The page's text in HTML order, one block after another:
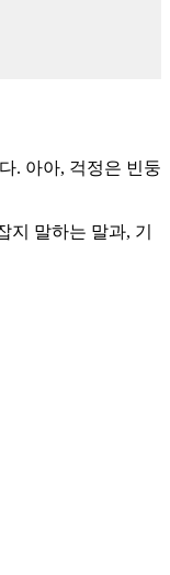
. 아아, 걱정은 빈둥
말하는 말과, 기